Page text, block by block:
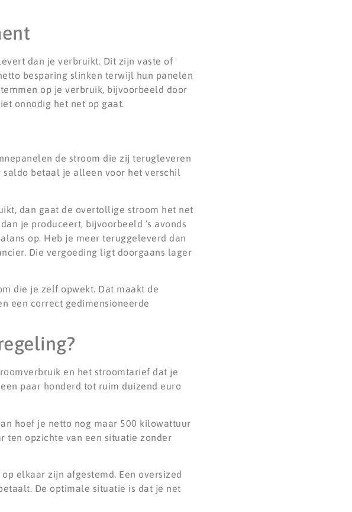
dan je verbruikt. Dit zijn vaste of
besparing slinken terwijl hun panelen
op je verbruik, bijvoorbeeld door
onnodig het net op gaat.
de stroom die zij terugleveren
betaal je alleen voor het verschil
dan gaat de overtollige stroom het net
je produceert, bijvoorbeeld ’s avonds
op. Heb je meer teruggeleverd dan
Die vergoeding ligt doorgaans lager
die je zelf opwekt. Dat maakt de
een correct gedimensioneerde
en het stroomtarief dat je
paar honderd tot ruim duizend euro
hoef je netto nog maar 500 kilowattuur
ten opzichte van een situatie zonder
elkaar zijn afgestemd. Een oversized
De optimale situatie is dat je net